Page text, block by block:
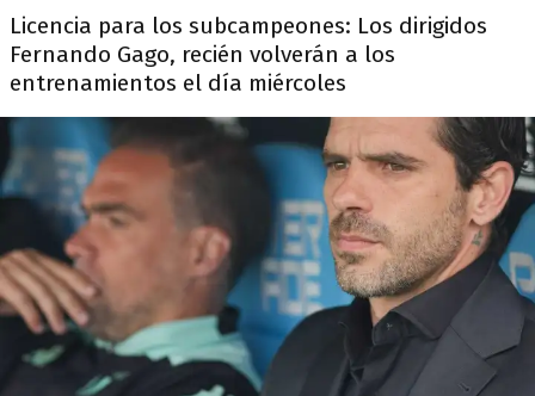
Licencia para los subcampeones: Los dirigidos
Fernando Gago, recién volverán a los
entrenamientos el día miércoles